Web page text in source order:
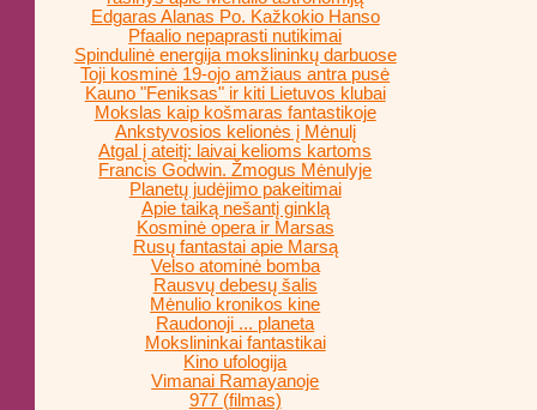
Edgaras Alanas Po. Kažkokio Hanso
Pfaalio nepaprasti nutikimai
Spindulinė energija mokslininkų darbuose
Toji kosminė 19-ojo amžiaus antra pusė
Kauno "Feniksas" ir kiti Lietuvos klubai
Mokslas kaip košmaras fantastikoje
Ankstyvosios kelionės į Mėnulį
Atgal į ateitį: laivai kelioms kartoms
Francis Godwin. Žmogus Mėnulyje
Planetų judėjimo pakeitimai
Apie taiką nešantį ginklą
Kosminė opera ir Marsas
Rusų fantastai apie Marsą
Velso atominė bomba
Rausvų debesų šalis
Mėnulio kronikos kine
Raudonoji ... planeta
Mokslininkai fantastikai
Kino ufologija
Vimanai Ramayanoje
977 (filmas)